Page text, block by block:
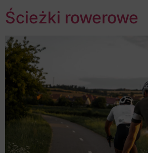
Ścieżki rowerowe